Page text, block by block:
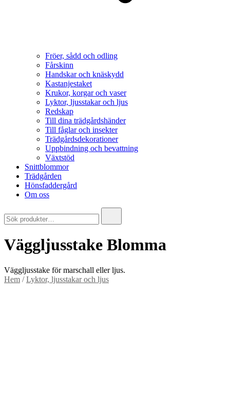
Fröer, sådd och odling
Fårskinn
Handskar och knäskydd
Kastanjestaket
Krukor, korgar och vaser
Lyktor, ljusstakar och ljus
Redskap
Till dina trädgårdshänder
Till fåglar och insekter
Trädgårdsdekorationer
Uppbindning och bevattning
Växtstöd
Snittblommor
Trädgården
Hönsfaddergård
Om oss
for:
Väggljusstake Blomma
Väggljusstake för marschall eller ljus.
Hem /Lyktor, ljusstakar och ljus